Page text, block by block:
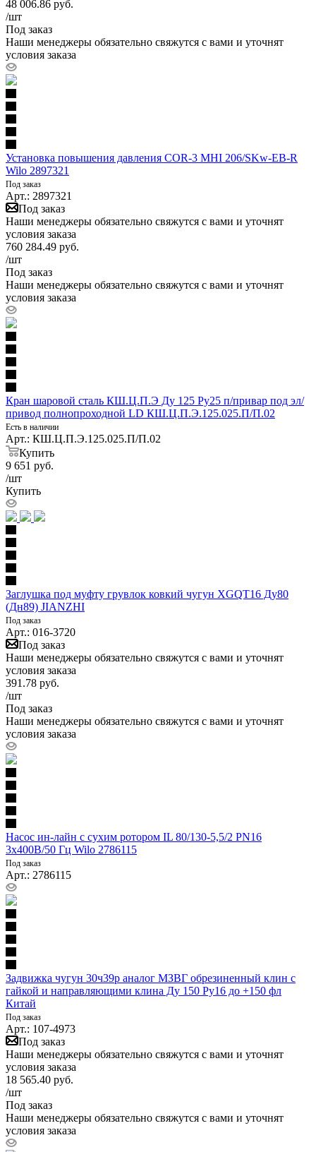
48 006.86 руб.
/шт
Под заказ
Наши менеджеры обязательно свяжутся с вами и уточнят
условия заказа
Установка повышения давления COR-3 MHI 206/SKw-EB-R
Wilo 2897321
Под заказ
Арт.: 2897321
Под заказ
Наши менеджеры обязательно свяжутся с вами и уточнят
условия заказа
760 284.49 руб.
/шт
Под заказ
Наши менеджеры обязательно свяжутся с вами и уточнят
условия заказа
Кран шаровой сталь КШ.Ц.П.Э Ду 125 Ру25 п/привар под эл/
привод полнопроходной LD КШ.Ц.П.Э.125.025.П/П.02
Есть в наличии
Арт.: КШ.Ц.П.Э.125.025.П/П.02
Купить
9 651 руб.
/шт
Купить
Заглушка под муфту грувлок ковкий чугун XGQT16 Ду80
(Дн89) JIANZHI
Под заказ
Арт.: 016-3720
Под заказ
Наши менеджеры обязательно свяжутся с вами и уточнят
условия заказа
391.78 руб.
/шт
Под заказ
Наши менеджеры обязательно свяжутся с вами и уточнят
условия заказа
Насос ин-лайн с сухим ротором IL 80/130-5,5/2 PN16
3х400В/50 Гц Wilo 2786115
Под заказ
Арт.: 2786115
Задвижка чугун 30ч39р аналог МЗВГ обрезиненный клин с
гайкой и направляющими клина Ду 150 Ру16 до +150 фл
Китай
Под заказ
Арт.: 107-4973
Под заказ
Наши менеджеры обязательно свяжутся с вами и уточнят
условия заказа
18 565.40 руб.
/шт
Под заказ
Наши менеджеры обязательно свяжутся с вами и уточнят
условия заказа